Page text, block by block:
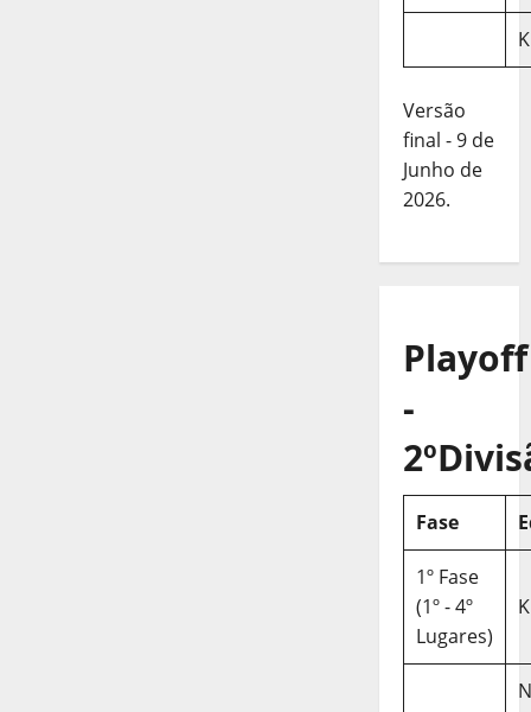
Versão
final - 9 de
Junho de
2026.
Playoff
-
Fase
1º Fase
(1º - 4º
Lugares)